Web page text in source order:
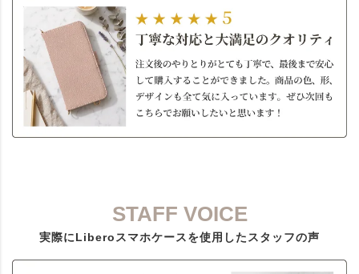
STAFF VOICE
実際にLiberoスマホケースを使用したスタッフの声